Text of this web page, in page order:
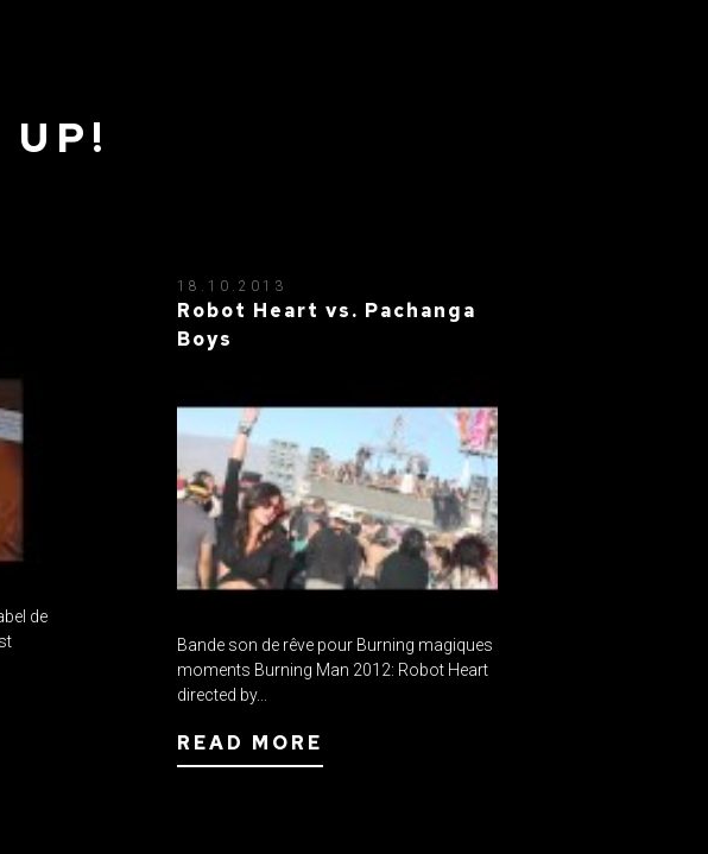
UP!
de
18.10.2013
Robot Heart vs. Pachanga
Boys
Bande son de rêve pour Burning magiques
moments Burning Man 2012: Robot Heart
directed by...
READ MORE